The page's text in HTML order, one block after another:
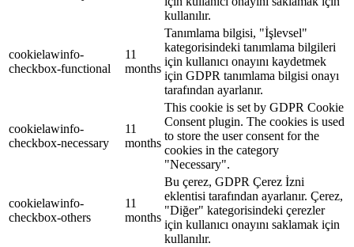
kullanılır.
cookielawinfo-
checkbox-functional
11
months
Tanımlama bilgisi, "İşlevsel"
kategorisindeki tanımlama bilgileri
için kullanıcı onayını kaydetmek
için GDPR tanımlama bilgisi onayı
tarafından ayarlanır.
cookielawinfo-
checkbox-necessary
11
months
This cookie is set by GDPR Cookie
Consent plugin. The cookies is used
to store the user consent for the
cookies in the category
"Necessary".
cookielawinfo-
checkbox-others
11
months
Bu çerez, GDPR Çerez İzni
eklentisi tarafından ayarlanır. Çerez,
"Diğer" kategorisindeki çerezler
için kullanıcı onayını saklamak için
kullanılır.